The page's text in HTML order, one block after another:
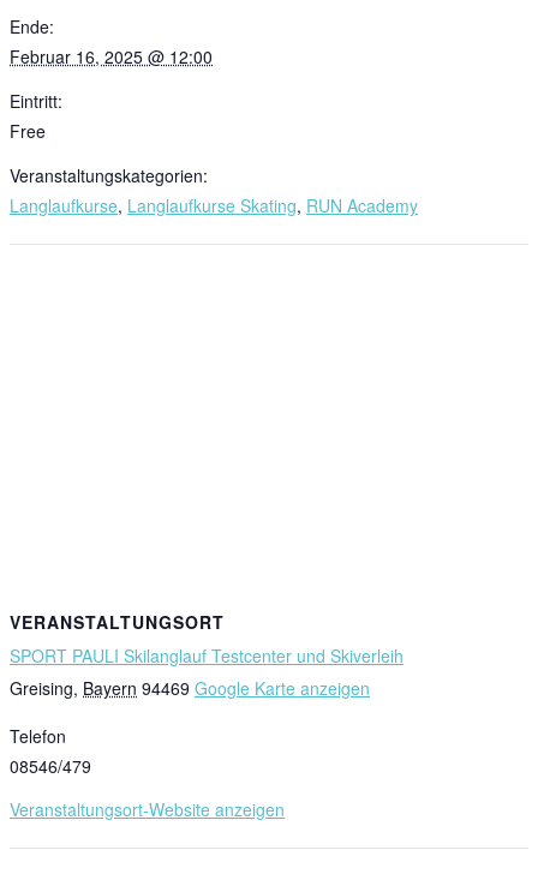
Ende:
Februar 16, 2025 @ 12:00
Eintritt:
Free
Veranstaltungskategorien:
Langlaufkurse, Langlaufkurse Skating, RUN Academy
VERANSTALTUNGSORT
SPORT PAULI Skilanglauf Testcenter und Skiverleih
Greising, Bayern 94469 Google Karte anzeigen
Telefon
08546/479
Veranstaltungsort-Website anzeigen